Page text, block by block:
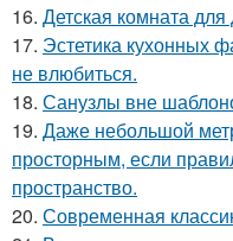
16. Детская комната
17. Эстетика кухонных
не влюбиться.
18. Санузлы вне
19. Даже небольшой
просторным, если
пространство.
20. Современная